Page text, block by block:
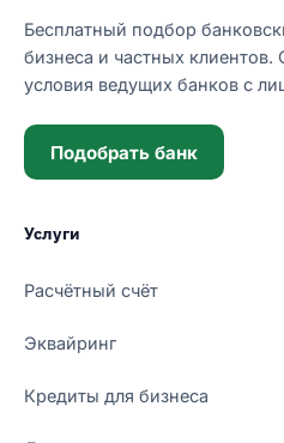
Бесплатный подбор
бизнеса и частных клиентов.
условия ведущих банков с
Подобрать банк
Услуги
Расчётный счёт
Эквайринг
Кредиты для бизнеса